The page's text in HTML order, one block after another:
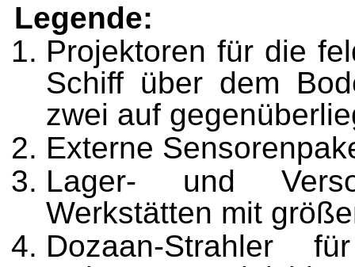
Legende:
Projektoren für die
Schiff über dem
zwei auf
Externe
Lager- und
Werkstätten mit
Dozaan-Strahler